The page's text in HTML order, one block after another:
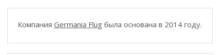
Компания Germania Flug была основана в 2014 году.